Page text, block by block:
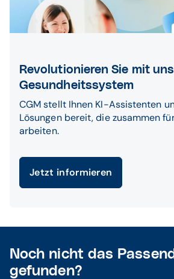
Revolutionieren Sie mit
Gesundheitssystem
CGM stellt Ihnen KI-Assistenten
Lösungen bereit, die zusammen
arbeiten.
Jetzt informieren
Noch nicht das
gefunden?